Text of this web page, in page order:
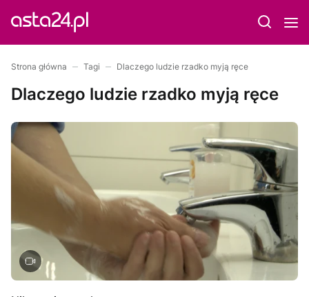
Strona główna Tagi Dlaczego ludzie rzadko myją ręce
Dlaczego ludzie rzadko myją ręce